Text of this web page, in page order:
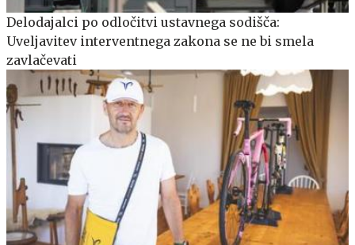
Delodajalci po odločitvi ustavnega sodišča:
Uveljavitev interventnega zakona se ne bi smela
zavlačevati